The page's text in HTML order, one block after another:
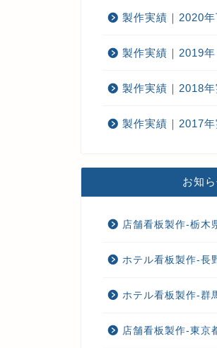
製作実績｜2020
製作実績｜2019年
製作実績｜2018
製作実績｜2017
お知
店舗看板製作-栃木
ホテル看板製作-長
ホテル看板製作-群
店舗看板製作-東京